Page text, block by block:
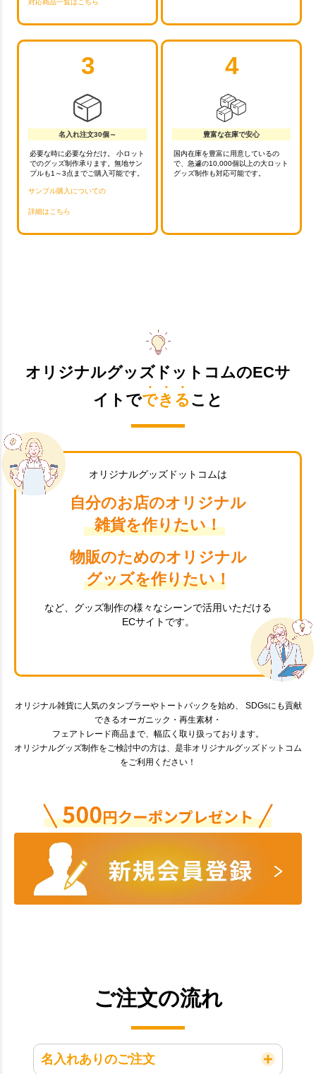
対応商品一覧はこちら
3
名入れ注文30個～
必要な時に必要な分だけ。 小ロット
でのグッズ制作承ります。無地サン
プルも1～3点までご購入可能です。
サンプル購入についての
詳細はこちら
4
豊富な在庫で安心
国内在庫を豊富に用意しているの
で、急遽の10,000個以上の大ロット
グッズ制作も対応可能です。
オリジナルグッズドットコムのECサ
イトでできる こと
オリジナルグッズドットコムは
自分のお店のオリジナル
雑貨を作りたい！
物販のためのオリジナル
グッズを作りたい！
など、グッズ制作の様々なシーンで活用いただける
ECサイトです。
オリジナル雑貨に人気のタンブラーやトートバックを始め、 SDGsにも貢献
できるオーガニック・再生素材・
フェアトレード商品まで、幅広く取り扱っております。
オリジナルグッズ制作をご検討中の方は、是非オリジナルグッズドットコム
をご利用ください！
ご注文の流れ
名入れありのご注文